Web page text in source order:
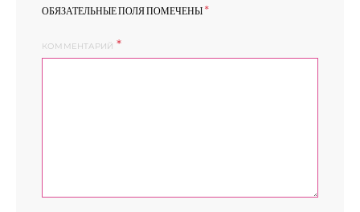
ОБЯЗАТЕЛЬНЫЕ ПОЛЯ ПОМЕЧЕНЫ *
КОММЕНТАРИЙ